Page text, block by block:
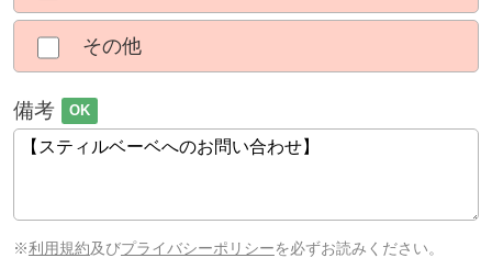
その他
備考 OK
※利用規約及びプライバシーポリシーを必ずお読みください。